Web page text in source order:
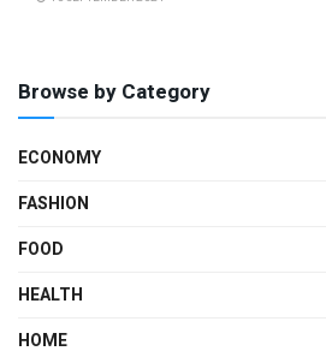
Browse by Category
ECONOMY
FASHION
FOOD
HEALTH
HOME